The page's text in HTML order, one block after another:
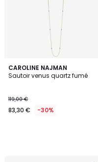
CAROLINE NAJMAN
Sautoir venus quartz fumé
119,00 €
83,30 € -30%